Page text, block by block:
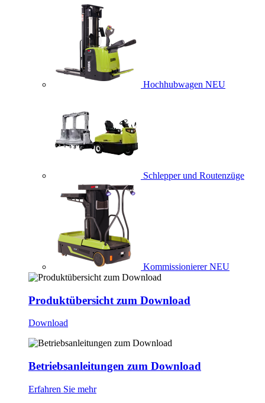
Hochhubwagen NEU
Schlepper und Routenzüge
Kommissionierer NEU
Produktübersicht zum Download
Download
Betriebsanleitungen zum Download
Erfahren Sie mehr